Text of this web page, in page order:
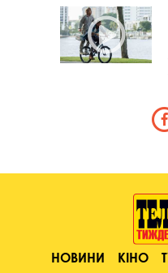
НОВИНИ КІНО